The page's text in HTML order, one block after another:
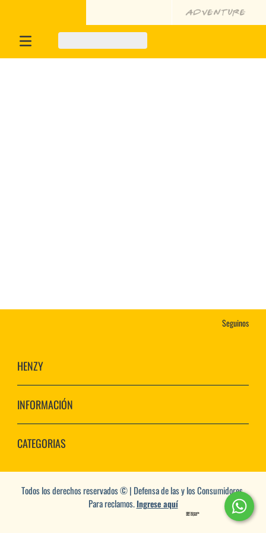
Seguinos
HENZY
INFORMACIÓN
CATEGORIAS
Todos los derechos reservados © | Defensa de las y los Consumidores.
Para reclamos.Ingrese aquí